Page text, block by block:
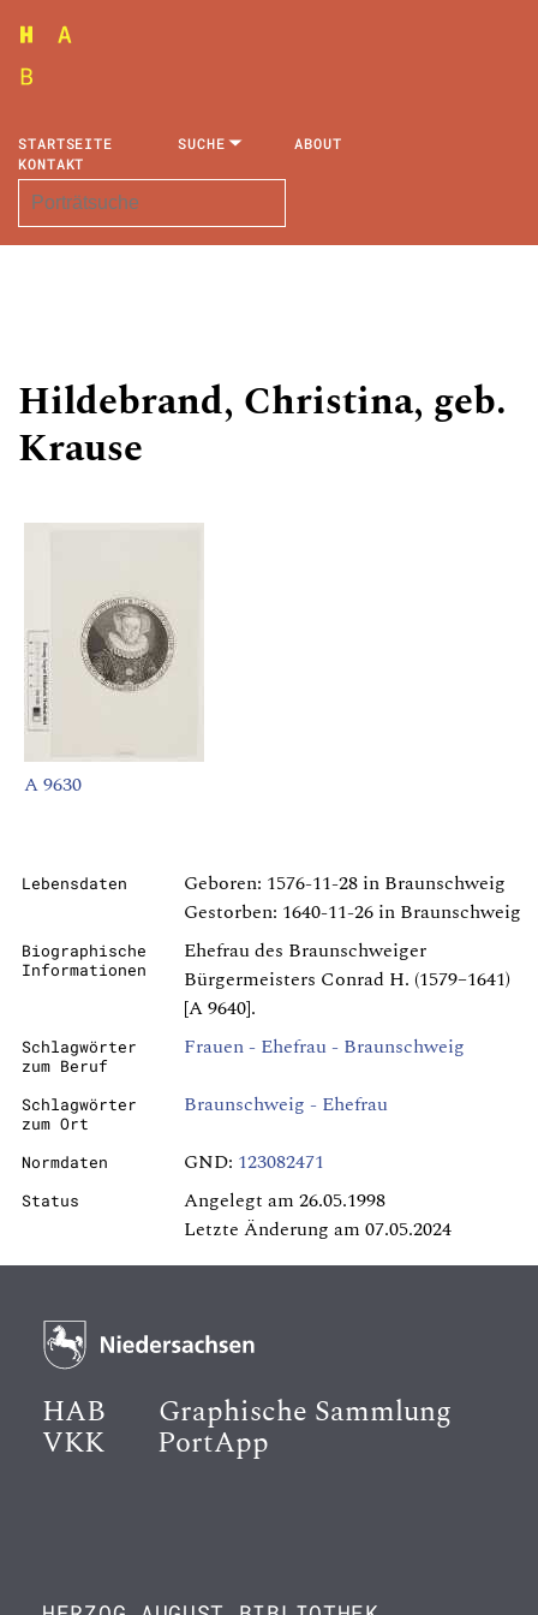
STARTSEITE SUCHE
ABOUT
KONTAKT
Hildebrand, Christina, geb.
Krause
A 9630
Lebensdaten
Geboren: 1576-11-28 in Braunschweig
Gestorben: 1640-11-26 in Braunschweig
Biographische
Informationen
Ehefrau des Braunschweiger
Bürgermeisters Conrad H. (1579–1641)
[A 9640].
Schlagwörter
zum Beruf
Frauen - Ehefrau - Braunschweig
Schlagwörter
zum Ort
Braunschweig - Ehefrau
Normdaten GND: 123082471
Status
Angelegt am 26.05.1998
Letzte Änderung am 07.05.2024
HAB Graphische Sammlung
VKK PortApp